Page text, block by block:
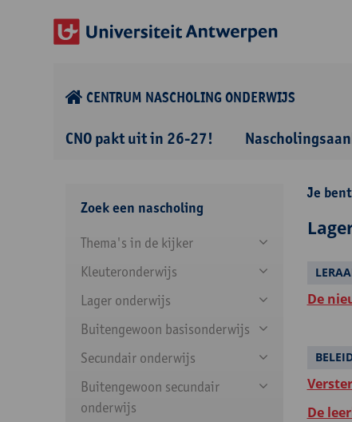
CENTRUM NASCHOLING ONDERWIJS
CNO pakt uit in 26-27!
Zoek een nascholing
Thema's in de kijker
Kleuteronderwijs
Lager onderwijs
Buitengewoon basisonderwijs
Secundair onderwijs
Buitengewoon secundair
onderwijs
Je
De
De